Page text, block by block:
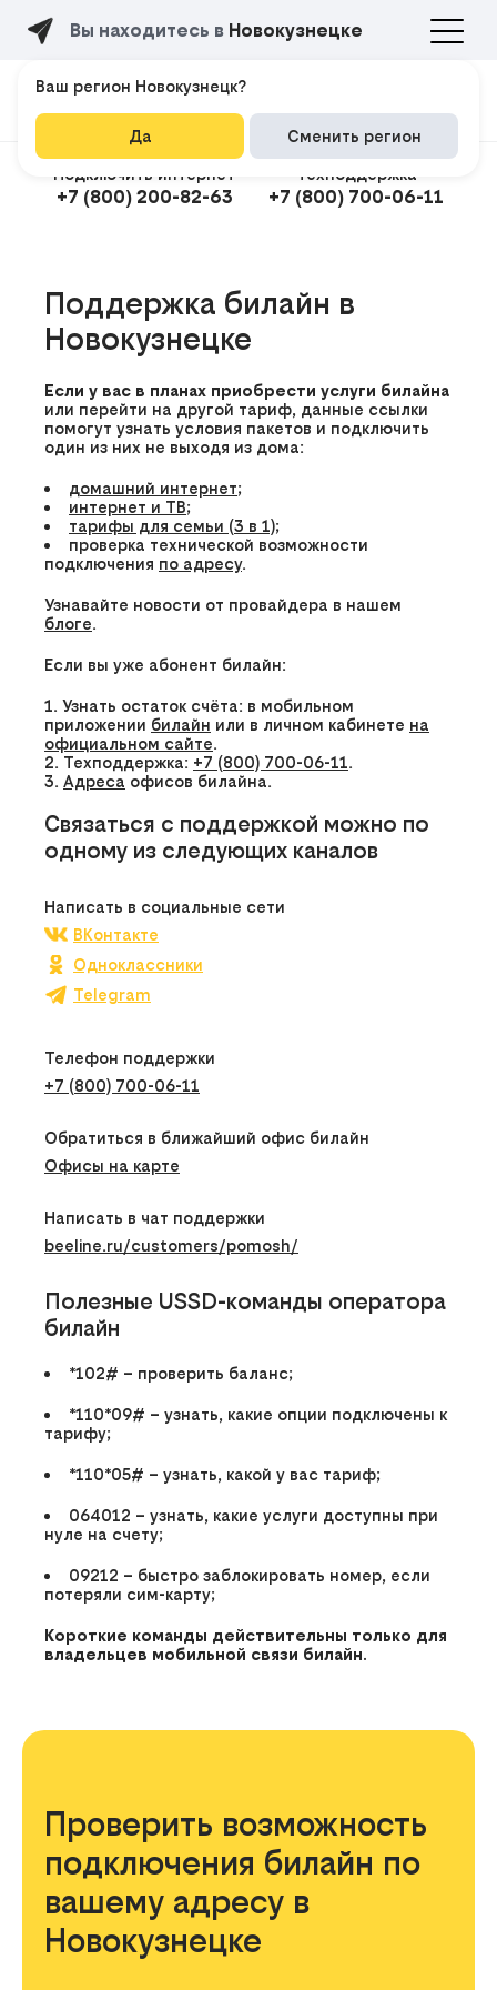
Вы находитесь в Новокузнецке
Подключить интернет
+7 (800) 200-82-63
Техподдержка
+7 (800) 700-06-11
Поддержка билайн в
Новокузнецке
Если у вас в планах приобрести услуги билайна
или перейти на другой тариф, данные ссылки
помогут узнать условия пакетов и подключить
один из них не выходя из дома:
домашний интернет;
интернет и ТВ;
тарифы для семьи (3 в 1);
проверка технической возможности
подключения по адресу.
Узнавайте новости от провайдера в нашем
блоге.
Если вы уже абонент билайн:
Узнать остаток счёта: в мобильном
приложении билайн или в личном кабинете на
официальном сайте.
Техподдержка: +7 (800) 700-06-11.
Адреса офисов билайна.
Связаться с поддержкой можно по
одному из следующих каналов
Написать в социальные сети
ВКонтакте
Одноклассники
Telegram
Телефон поддержки
+7 (800) 700-06-11
Обратиться в ближайший офис билайн
Офисы на карте
Написать в чат поддержки
beeline.ru/customers/pomosh/
Полезные USSD-команды оператора
билайн
*102# – проверить баланс;
*110*09# – узнать, какие опции подключены к
тарифу;
*110*05# – узнать, какой у вас тариф;
064012 – узнать, какие услуги доступны при
нуле на счету;
09212 – быстро заблокировать номер, если
потеряли сим-карту;
Короткие команды действительны только для
владельцев мобильной связи билайн.
Проверить возможность
подключения билайн по
вашему адресу в
Новокузнецке
Ваш регион Новокузнецк?
Да Сменить регион